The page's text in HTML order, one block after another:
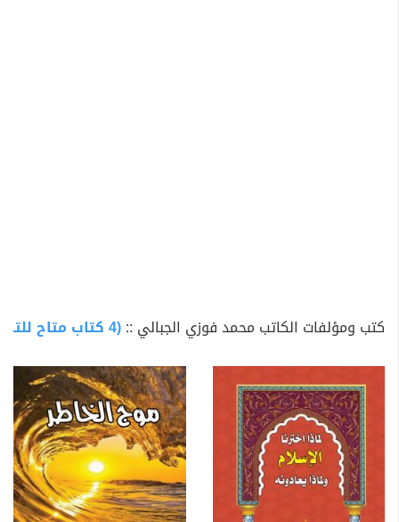
كتب ومؤلفات الكاتب محمد فوزي الجبالي ::(4 كتاب متاح للتحميل)